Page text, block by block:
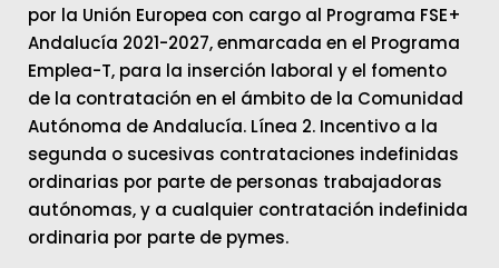
por la Unión Europea con cargo al Programa FSE+
Andalucía 2021-2027, enmarcada en el Programa
Emplea-T, para la inserción laboral y el fomento
de la contratación en el ámbito de la Comunidad
Autónoma de Andalucía. Línea 2. Incentivo a la
segunda o sucesivas contrataciones indefinidas
ordinarias por parte de personas trabajadoras
autónomas, y a cualquier contratación indefinida
ordinaria por parte de pymes.